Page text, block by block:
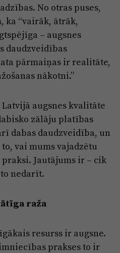
No otras puses,
ka “vairāk, ātrāk,
– augsnes
daudzveidības
pārmaiņas ir realitāte,
nākotni.”
augsnes kvalitāte
zālāju platības
dabas daudzveidība, un
vai mums vajadzētu
Jautājums ir – cik
nedarīt.
raža
resurss ir augsne.
prakses to ir